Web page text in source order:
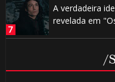
A verdadeira
revelada em
/